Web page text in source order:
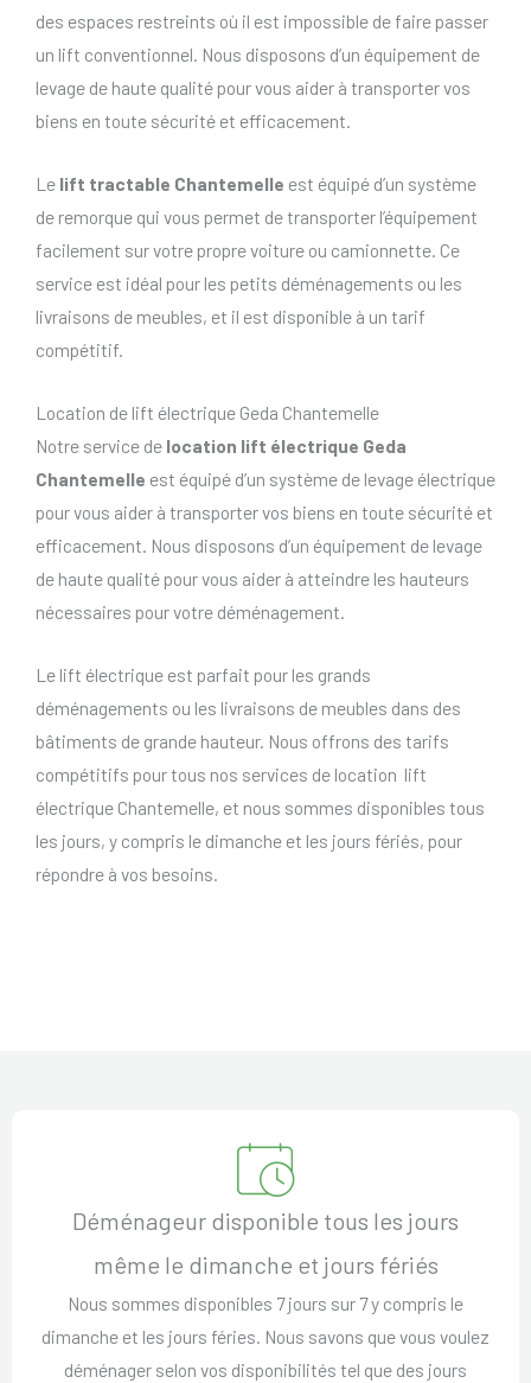
des espaces restreints où il est impossible de faire passer
un lift conventionnel. Nous disposons d’un équipement de
levage de haute qualité pour vous aider à transporter vos
biens en toute sécurité et efficacement.
Le lift tractable Chantemelle est équipé d’un système
de remorque qui vous permet de transporter l’équipement
facilement sur votre propre voiture ou camionnette. Ce
service est idéal pour les petits déménagements ou les
livraisons de meubles, et il est disponible à un tarif
compétitif.
Location de lift électrique Geda Chantemelle
Notre service de location lift électrique Geda
Chantemelle est équipé d’un système de levage électrique
pour vous aider à transporter vos biens en toute sécurité et
efficacement. Nous disposons d’un équipement de levage
de haute qualité pour vous aider à atteindre les hauteurs
nécessaires pour votre déménagement.
Le lift électrique est parfait pour les grands
déménagements ou les livraisons de meubles dans des
bâtiments de grande hauteur. Nous offrons des tarifs
compétitifs pour tous nos services de location lift
électrique Chantemelle, et nous sommes disponibles tous
les jours, y compris le dimanche et les jours fériés, pour
répondre à vos besoins.
Déménageur disponible tous les jours
même le dimanche et jours fériés
Nous sommes disponibles 7 jours sur 7 y compris le
dimanche et les jours féries. Nous savons que vous voulez
déménager selon vos disponibilités tel que des jours